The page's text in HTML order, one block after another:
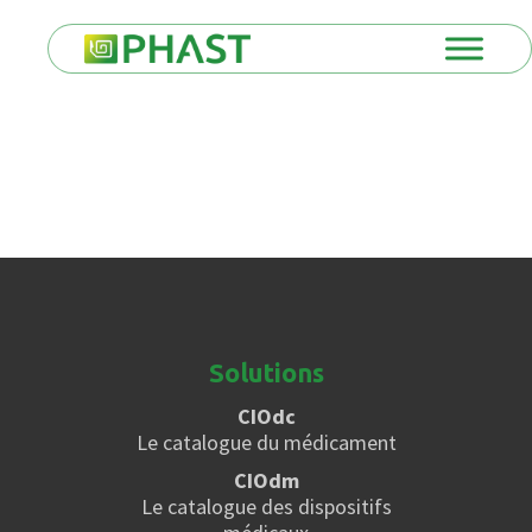
Solutions
CIOdc
Le catalogue du médicament
CIOdm
Le catalogue des dispositifs